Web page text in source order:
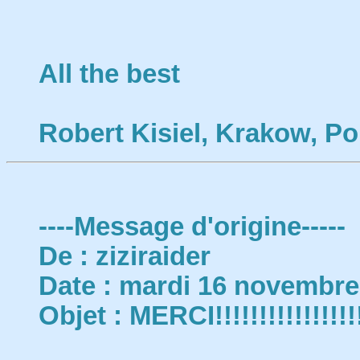
All the best
Robert Kisiel, Krakow,
----Message d'origine-----
De : ziziraider
Date : mardi 16
Objet :